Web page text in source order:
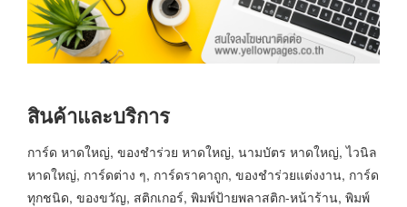
สินค้าและบริการ
การ์ด หาดใหญ่, ของชำร่วย หาดใหญ่, นามบัตร หาดใหญ่, ไวนิล
หาดใหญ่, การ์ดต่าง ๆ, การ์ดราคาถูก, ของชำร่วยแต่งงาน, การ์ด
ทุกชนิด, ของขวัญ, สติกเกอร์, พิมพ์ป้ายพลาสติก-หน้าร้าน, พิมพ์